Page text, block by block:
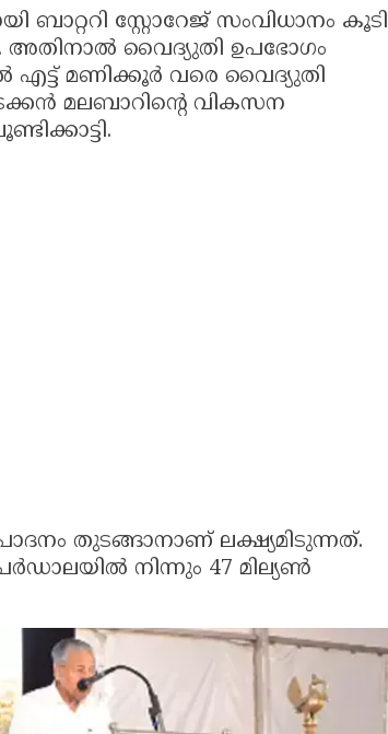
ബാറ്ററി സ്റ്റോറേജ് സംവിധാനം കൂടി
അതിനാൽ വൈദ്യുതി ഉപഭോഗം
മണിക്കൂർ വരെ വൈദ്യുതി
മലബാറിന്റെ വികസന
തുടങ്ങാനാണ് ലക്ഷ്യമിടുന്നത്.
നിന്നും 47 മില്യൺ